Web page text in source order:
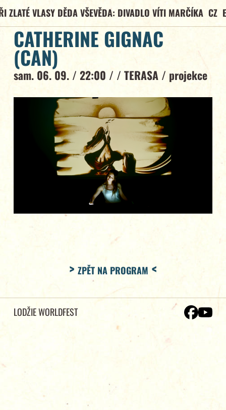
ZLATÉ VLASY DĚDA VŠEVĚDA: DIVADLO VÍTI MARČÍKA CZ
CATHERINE GIGNAC
(CAN)
sam. 06. 09. / 22:00 / / TERASA / projekce
ZPĚT NA PROGRAM
LODŽIE WORLDFEST